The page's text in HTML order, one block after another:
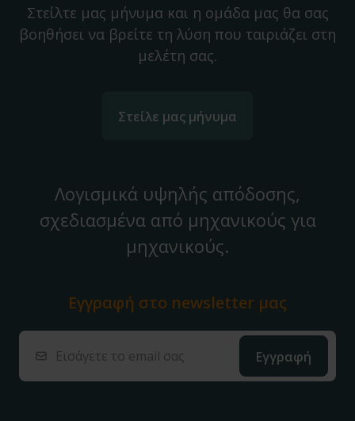
Στείλτε μας μήνυμα και η ομάδα μας θα σας
βοηθήσει να βρείτε τη λύση που ταιριάζει στη
μελέτη σας.
Στείλε μας μήνυμα
Λογισμικά υψηλής απόδοσης,
σχεδιασμένα από μηχανικούς για
μηχανικούς.
Εγγραφή στο newsletter μας